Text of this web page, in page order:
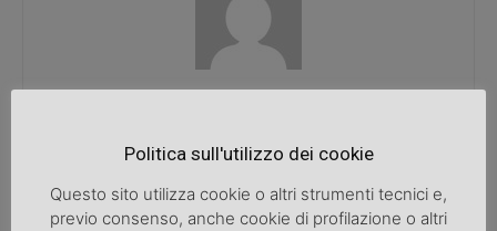
ARTICOLI CORRELATI ALTRO DALL'AUTORE
Politica sull'utilizzo dei cookie
Questo sito utilizza cookie o altri strumenti tecnici e,
previo consenso, anche cookie di profilazione o altri